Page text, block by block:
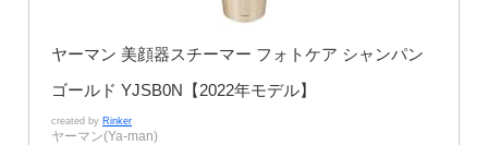
ヤーマン 美顔器スチーマー フォトケア シャンパン
ゴールド YJSB0N【2022年モデル】
created by Rinker
ヤーマン(Ya-man)